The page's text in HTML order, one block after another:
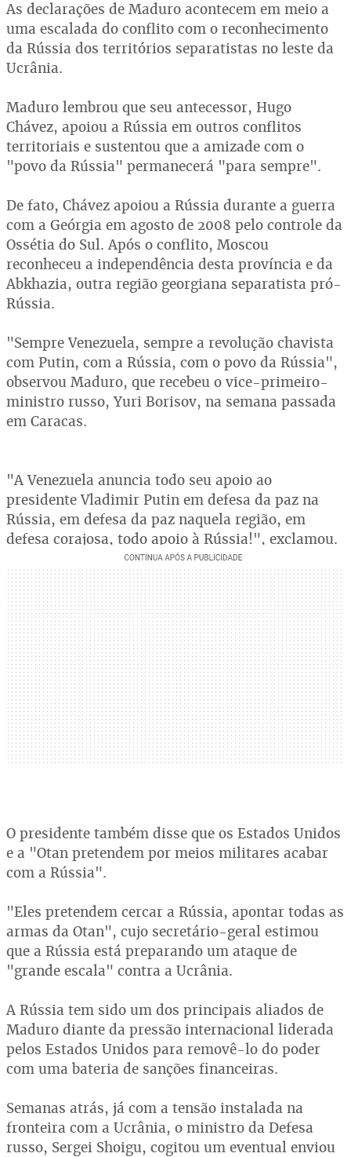
As declarações de Maduro acontecem em meio a
uma escalada do conflito com o reconhecimento
da Rússia dos territórios separatistas no leste da
Ucrânia.
Maduro lembrou que seu antecessor, Hugo
Chávez, apoiou a Rússia em outros conflitos
territoriais e sustentou que a amizade com o
"povo da Rússia" permanecerá "para sempre".
De fato, Chávez apoiou a Rússia durante a guerra
com a Geórgia em agosto de 2008 pelo controle da
Ossétia do Sul. Após o conflito, Moscou
reconheceu a independência desta província e da
Abkhazia, outra região georgiana separatista pró-
Rússia.
"Sempre Venezuela, sempre a revolução chavista
com Putin, com a Rússia, com o povo da Rússia",
observou Maduro, que recebeu o vice-primeiro-
ministro russo, Yuri Borisov, na semana passada
em Caracas.
"A Venezuela anuncia todo seu apoio ao
presidente Vladimir Putin em defesa da paz na
Rússia, em defesa da paz naquela região, em
defesa corajosa, todo apoio à Rússia!", exclamou.
O presidente também disse que os Estados Unidos
e a "Otan pretendem por meios militares acabar
com a Rússia".
"Eles pretendem cercar a Rússia, apontar todas as
armas da Otan", cujo secretário-geral estimou
que a Rússia está preparando um ataque de
"grande escala" contra a Ucrânia.
A Rússia tem sido um dos principais aliados de
Maduro diante da pressão internacional liderada
pelos Estados Unidos para removê-lo do poder
com uma bateria de sanções financeiras.
Semanas atrás, já com a tensão instalada na
fronteira com a Ucrânia, o ministro da Defesa
russo, Sergei Shoigu, cogitou um eventual enviou